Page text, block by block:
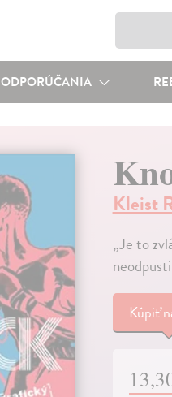
ODPORÚČANIA
Kleist
„Je to
Kúpiť